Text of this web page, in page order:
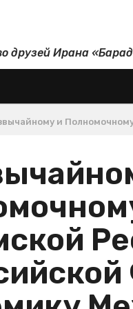
друзей Ирана
и